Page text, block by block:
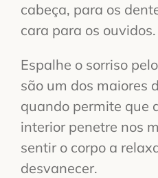
cabeça, para os
cara para os ouvidos.
Espalhe o sorriso
são um dos maiores
quando permite que
interior penetre nos
sentir o corpo a
desvanecer.